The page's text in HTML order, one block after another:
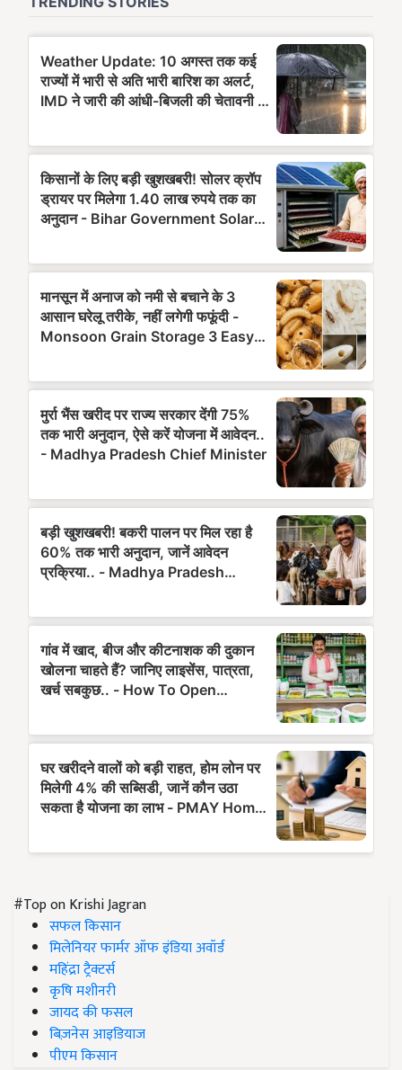
#Top on Krishi Jagran
सफल किसान
मिलेनियर फार्मर ऑफ इंडिया अवॉर्ड
महिंद्रा ट्रैक्टर्स
कृषि मशीनरी
जायद की फसल
बिज़नेस आइडियाज
पीएम किसान